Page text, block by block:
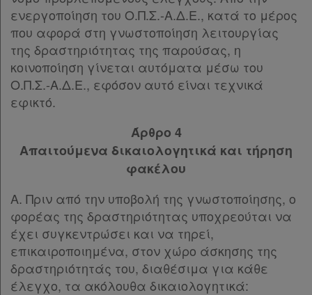
ενεργοποίηση του Ο.Π.Σ.-Α.Δ.Ε., κατά το μέρος
που αφορά στη γνωστοποίηση λειτουργίας
της δραστηριότητας της παρούσας, η
κοινοποίηση γίνεται αυτόματα μέσω του
Ο.Π.Σ.-Α.Δ.Ε., εφόσον αυτό είναι τεχνικά
εφικτό.
Άρθρο 4
Απαιτούμενα δικαιολογητικά και τήρηση
φακέλου
Α. Πριν από την υποβολή της γνωστοποίησης, ο
φορέας της δραστηριότητας υποχρεούται να
έχει συγκεντρώσει και να τηρεί,
επικαιροποιημένα, στον χώρο άσκησης της
δραστηριότητάς του, διαθέσιμα για κάθε
έλεγχο, τα ακόλουθα δικαιολογητικά: